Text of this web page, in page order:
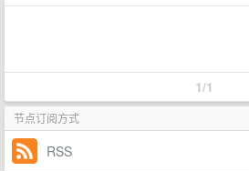
1/1
节点订阅方式
RSS